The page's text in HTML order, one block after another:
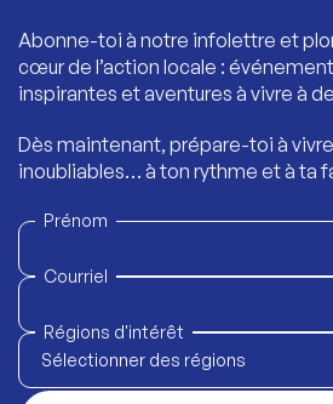
Abonne-toi à notre infolettre et
cœur de l’action locale :
inspirantes et aventures à vivre à
Dès maintenant, prépare-toi à
inoubliables… à ton rythme et à ta
Prénom
Courriel
Régions d'intérêt
Sélectionner des régions